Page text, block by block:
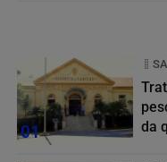
01
da